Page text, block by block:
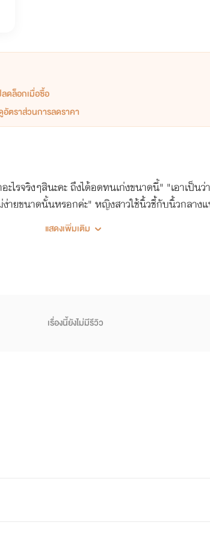
ดล็อกเมื่อซื้อ
อัตราส่วนการลดราคา
ไรจริงๆสินะคะ ถึงได้อดทนเก่งขนาดนี้" "เอาเป็
ายขนาดนั้นหรอกค่ะ" หญิงสาวใช้นิ้วชี้กับนิ้วกลา
าน ที่ถึงแม้ชายหนุ่มจะได้เห็นอยู่บ่อยครั้ง แต่ก็ไม่เ
แสดงเพิ่มเติม
เรื่องนี้ยังไม่มีรีวิว